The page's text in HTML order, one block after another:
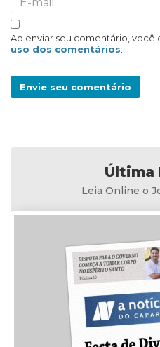
Ao enviar seu comentário, você
uso dos comentários
Envie seu comentário
Última
Leia Online o